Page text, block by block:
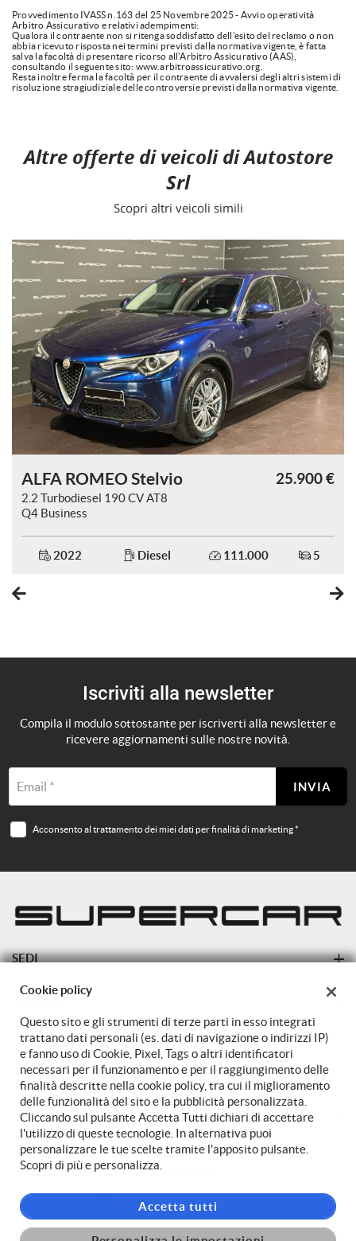
Provvedimento IVASS n.163 del 25 Novembre 2025 - Avvio operatività
Arbitro Assicurativo e relativi adempimenti:
Qualora il contraente non si ritenga soddisfatto dell’esito del reclamo o non
abbia ricevuto risposta nei termini previsti dalla normativa vigente, è fatta
salva la facoltà di presentare ricorso all’Arbitro Assicurativo (AAS),
consultando il seguente sito: www.arbitroassicurativo.org.
Resta inoltre ferma la facoltà per il contraente di avvalersi degli altri sistemi di
risoluzione stragiudiziale delle controversie previsti dalla normativa vigente.
Altre offerte di veicoli di Autostore
Srl
Scopri altri veicoli simili
ALFA ROMEO Stelvio
2.2 Turbodiesel 190 CV AT8
Q4 Business
25.900 €
2022 Diesel 111.000 5
Iscriviti alla newsletter
Compila il modulo sottostante per iscriverti alla newsletter e
ricevere aggiornamenti sulle nostre novità.
Email * INVIA
Acconsento al trattamento dei miei dati per finalità di marketing *
SEDI
Sede di Cittadella
Azienda
TORNA IN CIMA
Copyright © 2026 Autostore Srl - P.IVA 04099540264 -Leggi
l'informativa sulla privacy-Cookie Policy
Sito creato da:
Cookie policy
Questo sito e gli strumenti di terze parti in esso integrati
trattano dati personali (es. dati di navigazione o indirizzi IP)
e fanno uso di Cookie, Pixel, Tags o altri identificatori
necessari per il funzionamento e per il raggiungimento delle
finalità descritte nella cookie policy, tra cui il miglioramento
delle funzionalità del sito e la pubblicità personalizzata.
Cliccando sul pulsante Accetta Tutti dichiari di accettare
l'utilizzo di queste tecnologie. In alternativa puoi
personalizzare le tue scelte tramite l'apposito pulsante.
Scopri di più e personalizza.
Accetta tutti